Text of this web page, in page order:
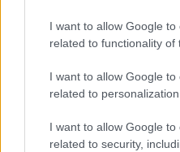
I want to allow Google to
related to functionality of
I want to allow Google to
related to personalization.
I want to allow Google to
related to security,